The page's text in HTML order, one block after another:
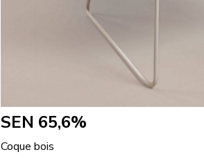
SEN 65,6%
Coque bois